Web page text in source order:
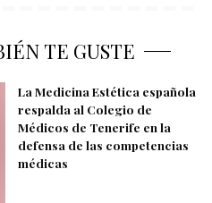
TE GUSTE
La Medicina Estética española
respalda al Colegio de
Médicos de Tenerife en la
defensa de las competencias
médicas